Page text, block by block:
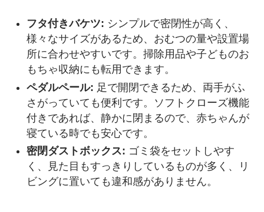
フタ付きバケツ: シンプルで密閉性が高く、
様々なサイズがあるため、おむつの量や設置場
所に合わせやすいです。掃除用品や子どものお
もちゃ収納にも転用できます。
ペダルペール: 足で開閉できるため、両手がふ
さがっていても便利です。ソフトクローズ機能
付きであれば、静かに閉まるので、赤ちゃんが
寝ている時でも安心です。
密閉ダストボックス: ゴミ袋をセットしやす
く、見た目もすっきりしているものが多く、リ
ビングに置いても違和感がありません。